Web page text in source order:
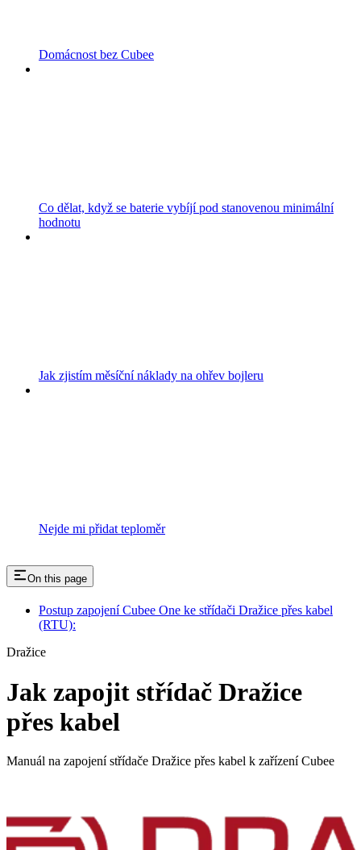
Domácnost bez Cubee
Co dělat, když se baterie vybíjí pod stanovenou minimální
hodnotu
Jak zjistím měsíční náklady na ohřev bojleru
Nejde mi přidat teploměr
On this page
Postup zapojení Cubee One ke střídači Dražice přes kabel
(RTU):
Dražice
Jak zapojit střídač Dražice
přes kabel
Manuál na zapojení střídače Dražice přes kabel k zařízení Cubee